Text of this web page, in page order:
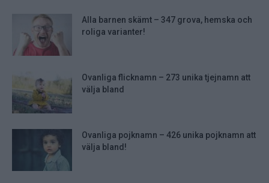
Alla barnen skämt – 347 grova, hemska och
roliga varianter!
Ovanliga flicknamn – 273 unika tjejnamn att
välja bland
Ovanliga pojknamn – 426 unika pojknamn att
välja bland!